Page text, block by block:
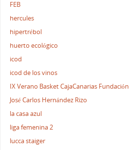
FEB
hercules
hipertrébol
huerto ecológico
icod
icod de los vinos
IX Verano Basket CajaCanarias Fundación
José Carlos Hernández Rizo
la casa azul
liga femenina 2
lucca staiger